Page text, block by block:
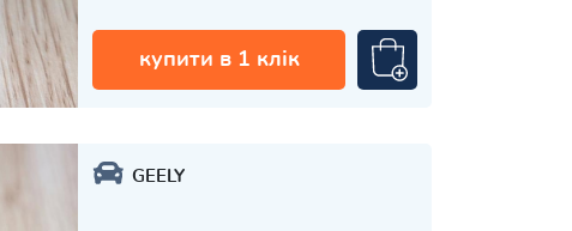
купити в 1 клік
GEELY